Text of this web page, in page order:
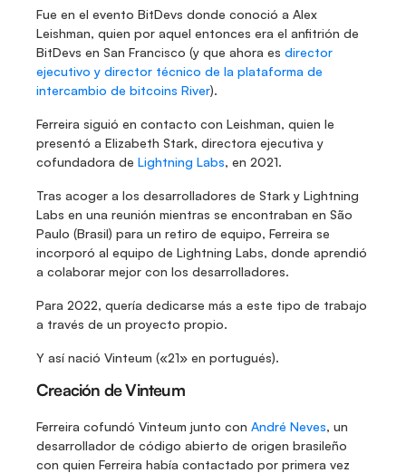
Fue en el evento BitDevs donde conoció a Alex
Leishman, quien por aquel entonces era el anfitrión de
BitDevs en San Francisco (y que ahora es director
ejecutivo y director técnico de la plataforma de
intercambio de bitcoins River).
Ferreira siguió en contacto con Leishman, quien le
presentó a Elizabeth Stark, directora ejecutiva y
cofundadora de Lightning Labs, en 2021.
Tras acoger a los desarrolladores de Stark y Lightning
Labs en una reunión mientras se encontraban en São
Paulo (Brasil) para un retiro de equipo, Ferreira se
incorporó al equipo de Lightning Labs, donde aprendió
a colaborar mejor con los desarrolladores.
Para 2022, quería dedicarse más a este tipo de trabajo
a través de un proyecto propio.
Y así nació Vinteum («21» en portugués).
Creación de Vinteum
Ferreira cofundó Vinteum junto con André Neves, un
desarrollador de código abierto de origen brasileño
con quien Ferreira había contactado por primera vez